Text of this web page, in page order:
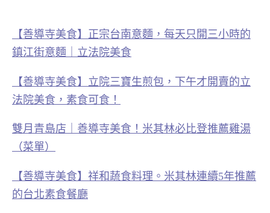
【善導寺美食】正宗台南意麵，每天只開三小時的
鎮江街意麵｜立法院美食
【善導寺美食】立院三寶生煎包，下午才開賣的立
法院美食，素食可食！
雙月青島店｜善導寺美食！米其林必比登推薦雞湯
（菜單）
【善導寺美食】祥和蔬食料理。米其林連續5年推薦
的台北素食餐廳